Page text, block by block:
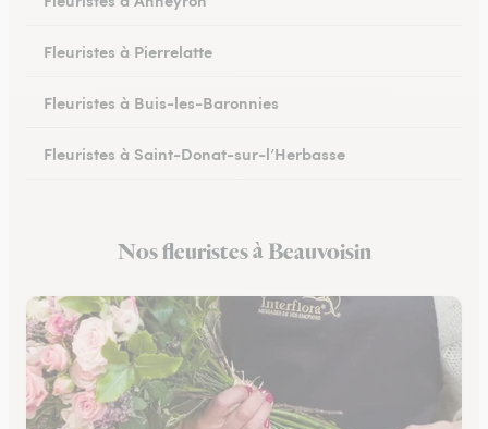
Fleuristes à Pierrelatte
Fleuristes à Buis-les-Baronnies
Fleuristes à Saint-Donat-sur-l’Herbasse
Fleuristes à Portes-lès-Valence
Nos fleuristes à Beauvoisin